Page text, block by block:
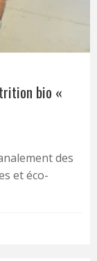
bio «
des
et éco-